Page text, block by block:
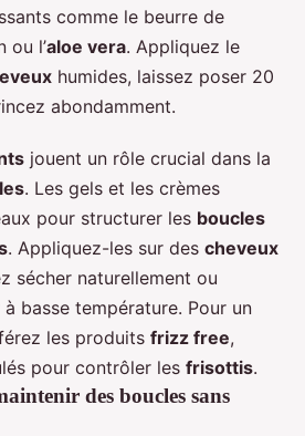
comme le beurre de
ou l’aloe vera. Appliquez le
humides, laissez poser 20
abondamment.
jouent un rôle crucial dans la
. Les gels et les crèmes
pour structurer les boucles
. Appliquez-les sur des cheveux
sécher naturellement ou
basse température. Pour un
les produits frizz free,
pour contrôler les frisottis.
des boucles sans